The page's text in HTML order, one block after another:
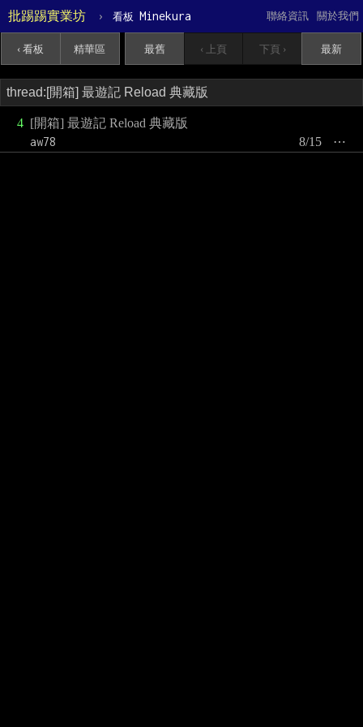
批踢踢實業坊 › 看板 Minekura 關於我們
聯絡資訊
‹ 看板 精華區 最舊 ‹ 上頁 下頁 › 最新
4 [開箱] 最遊記 Reload 典藏版
aw78
⋯
8/15